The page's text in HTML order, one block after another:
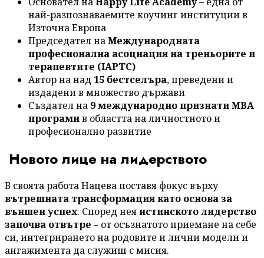
най-разпознаваемите коучинг институции в
Източна Европа
Председател наМеждународната
професионална асоциация на треньорите и
терапевтите (IAPTC)
Автор на над 15 бестселъра, преведени и
издадени в множество държави
Създател на 9 международно признати MBA
програмив областта на личностното и
професионално развитие
Новото лице на лидерството
В своята работа Нацева поставя фокус върху
вътрешната трансформация като основа за
външен успех. Според неяистинското лидерство
започва отвътре – от осъзнатото приемане на себе
си, интегрирането на родовите и лични модели и
ангажимента да служиш с мисия.